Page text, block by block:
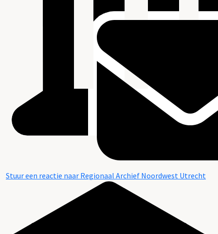
Stuur een reactie naar Regionaal Archief Noordwest Utrecht